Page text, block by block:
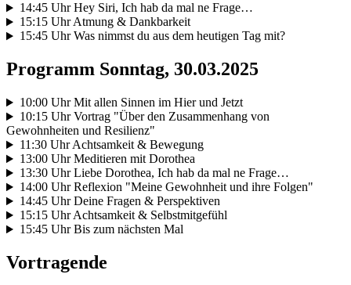
14:45 Uhr Hey Siri, Ich hab da mal ne Frage…
15:15 Uhr Atmung & Dankbarkeit
15:45 Uhr Was nimmst du aus dem heutigen Tag mit?
Programm Sonntag, 30.03.2025
10:00 Uhr Mit allen Sinnen im Hier und Jetzt
10:15 Uhr Vortrag "Über den Zusammenhang von
Gewohnheiten und Resilienz"
11:30 Uhr Achtsamkeit & Bewegung
13:00 Uhr Meditieren mit Dorothea
13:30 Uhr Liebe Dorothea, Ich hab da mal ne Frage…
14:00 Uhr Reflexion "Meine Gewohnheit und ihre Folgen"
14:45 Uhr Deine Fragen & Perspektiven
15:15 Uhr Achtsamkeit & Selbstmitgefühl
15:45 Uhr Bis zum nächsten Mal
Vortragende